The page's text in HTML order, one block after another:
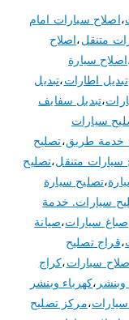
،اصلاح سيارات امام
متنقل،اصلاح
اصلاح سيارة
تبديل اطارات،تبديل
،تبديل سفايف
سيارات
خدمة طريق،تصليح
سيارات متنقل،تصليح
،تصليح سيارة
سيارات. خدمة
صباغ سيارات،صيانة
،قراج تصليح
سيارات،كراج
وبنشر ،كهرباء وبنشر
،مركز تصليح